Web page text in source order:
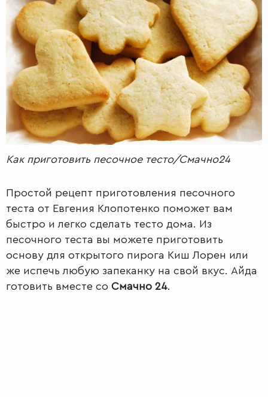
РАДІО КРАСА КІНО
LIFESTYLE FASHION ТРАДИЦІЇ
PETS
Как приготовить песочное тесто/Смачно24
Простой рецепт приготовления песочного
теста от Евгения Клопотенко поможет вам
быстро и легко сделать тесто дома. Из
песочного теста вы можете приготовить
основу для открытого пирога Киш Лорен или
же испечь любую запеканку на свой вкус. Айда
готовить вместе со Смачно 24.